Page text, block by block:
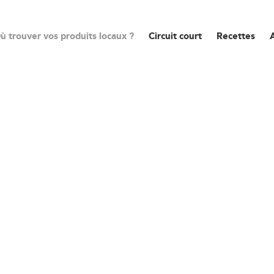
trouver vos produits locaux ? Circuit court Recettes